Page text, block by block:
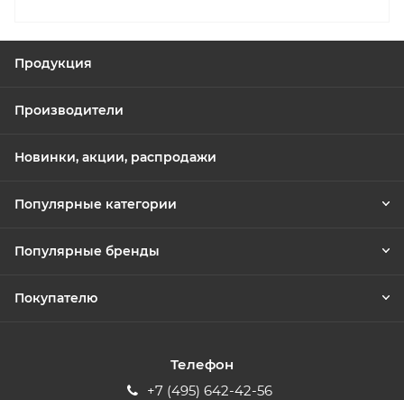
Продукция
Производители
Новинки, акции, распродажи
Популярные категории
Популярные бренды
Покупателю
Телефон
+7 (495) 642-42-56